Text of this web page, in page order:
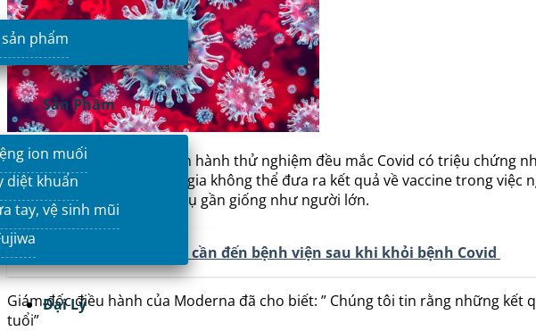
phẩm
Sản Phẩm
ion muối
diệt khuẩn
tay, vệ sinh mũi
Đại Lý
Tất cả bệnh nhân được tiến hành thử nghiệm đều mắc Covid có triệu chứng
trở nặng từ đó các chuyên gia không thể đưa ra kết quả về vaccine trong
cũng sẽ có các tác dụng phụ gần giống như người lớn.
Hữu ích: 6 dấu hiệu trẻ cần đến bệnh viện sau khi khỏi bệnh Covid
Giám đốc điều hành của Moderna đã cho biết: ” Chúng tôi tin rằng những
tuổi”